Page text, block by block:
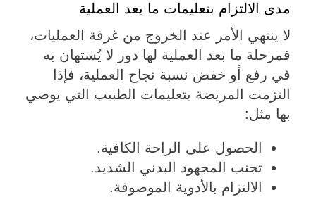
مدى الالتزام بتعليمات ما بعد العملية
لا ينتهي الأمر عند الخروج من غرفة العمليات،
فمرحلة ما بعد العملية لها دور لا يُستهان به
في رفع أو خفض نسبة نجاح العملية، فإذا
التزمت المريضة بتعليمات الطبيب التي يوصي
بها مثل:
الحصول على الراحة الكافية.
تجنب المجهود البدني الشديد.
الالتزام بالأدوية الموصوفة.